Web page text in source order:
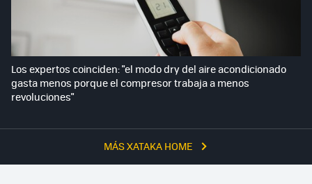
MÁS XATAKA HOME
Los expertos coinciden: "el modo dry del aire acondicionado
gasta menos porque el compresor trabaja a menos
revoluciones"